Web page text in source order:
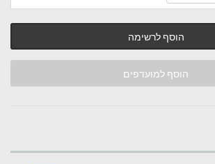
הוסף לרשימה
הוסף למועדפים